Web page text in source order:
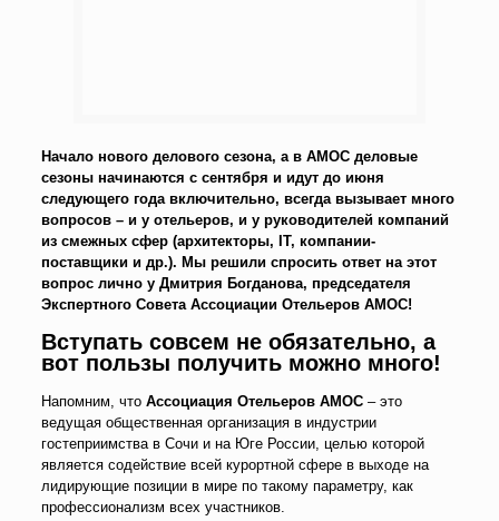
Начало нового делового сезона, а в АМОС деловые
сезоны начинаются с сентября и идут до июня
следующего года включительно, всегда вызывает много
вопросов – и у отельеров, и у руководителей компаний
из смежных сфер (архитекторы, IT, компании-
поставщики и др.). Мы решили спросить ответ на этот
вопрос лично у Дмитрия Богданова, председателя
Экспертного Совета Ассоциации Отельеров АМОС!
Вступать совсем не обязательно, а
вот пользы получить можно много!
Напомним, что Ассоциация Отельеров АМОС– это
ведущая общественная организация в индустрии
гостеприимства в Сочи и на Юге России, целью которой
является содействие всей курортной сфере в выходе на
лидирующие позиции в мире по такому параметру, как
профессионализм всех участников.